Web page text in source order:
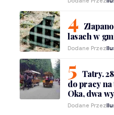
lasach w
Dodane Przez
Tatry.
do pracy
Oka, dwa
Dodane Przez